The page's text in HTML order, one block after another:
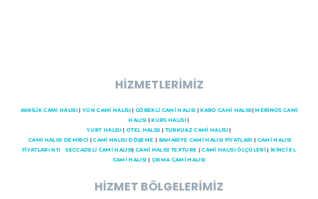
HİZMETLERİMİZ
AKRİLİK CAMİ HALISI| YÜN CAMİ HALISI| GÖBEKLİ CAMİ HALISI |KARO CAMİ HALISI|MERİNOS CAMİ
HALISI |KURS HALISI |
YURT HALISI| OTEL HALISI | TURKUAZ CAMİ HALISI |
CAMI HALISI DEMİRCİ |CAMİ HALISI DÖŞEME | BAHARİYE CAMİ HALISI FİYATLARI | CAMİ HALISI
FİYATLARI N11
SECCADELI CAMI HALISI| CAMİ HALISI TEXTURE |CAMİ HALISI ÖLÇÜLERİ |İKİNCİ EL
CAMİ HALISI | ÇIKMA CAMİ HALISI
HİZMET BÖLGELERİMİZ